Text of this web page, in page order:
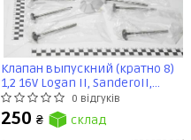
Клапан выпускний (кратно 8)
1,2 16V Logan II, SanderoII,
ClioIII, KangooI, Symbol/Thalia
II (55827) Asam
0 відгуків
250 ₴ склад